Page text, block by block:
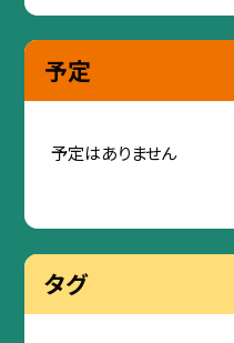
予定
予定はありません
タグ